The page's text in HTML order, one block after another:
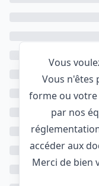
Vous
Vous n'êtes
forme ou votre
par nos
accéder aux
Merci de bien